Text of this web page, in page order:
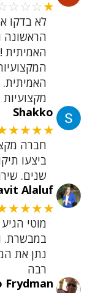
★
לא בדקו
הראשונה
האמיתית
האמיתית.
Shakko
חברה
שנים.
Alaluf
מוטי
במבשרת.
נתן את
רבה
Frydman